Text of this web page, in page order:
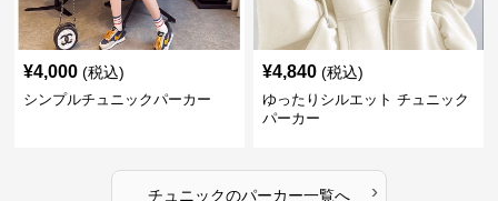
¥4,000 (税込)
シンプルチュニックパーカー
¥4,840 (税込)
ゆったりシルエット チュニック
パーカー
チュニックのパーカー一覧へ ›